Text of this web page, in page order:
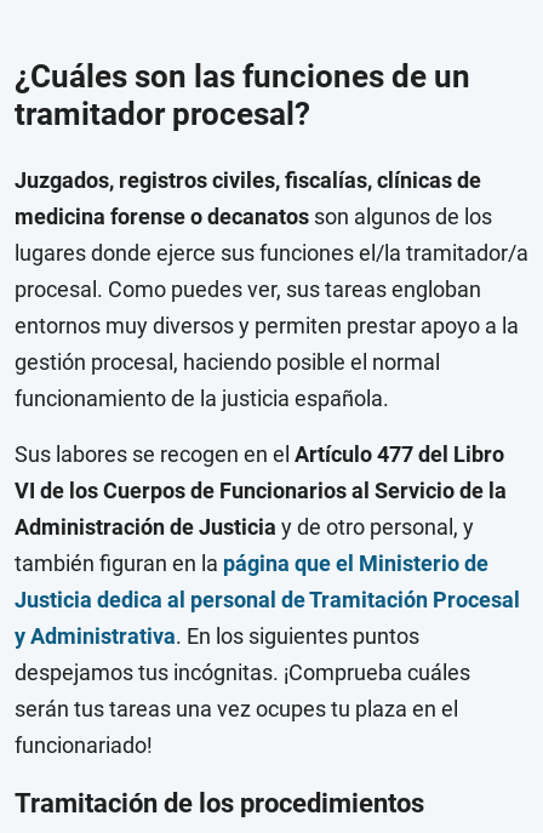
¿Cuáles son las funciones de un
tramitador procesal?
Juzgados, registros civiles, fiscalías, clínicas de
medicina forense o decanatos son algunos de los
lugares donde ejerce sus funciones el/la tramitador/a
procesal. Como puedes ver, sus tareas engloban
entornos muy diversos y permiten prestar apoyo a la
gestión procesal, haciendo posible el normal
funcionamiento de la justicia española.
Sus labores se recogen en el Artículo 477 del Libro
VI de los Cuerpos de Funcionarios al Servicio de la
Administración de Justicia y de otro personal, y
también figuran en la página que el Ministerio de
Justicia dedica al personal de Tramitación Procesal
y Administrativa. En los siguientes puntos
despejamos tus incógnitas. ¡Comprueba cuáles
serán tus tareas una vez ocupes tu plaza en el
funcionariado!
Tramitación de los procedimientos